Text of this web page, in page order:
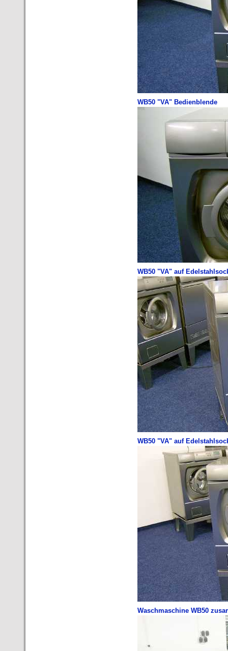
WB50 "VA" Bedienblende
WB50 "VA" auf
WB50 "VA" auf
Waschmaschine WB50